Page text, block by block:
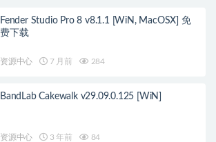
Fender Studio Pro 8 v8.1.1 [WiN, MacOSX] 免
费下载
资源中心 7 月前 284
BandLab Cakewalk v29.09.0.125 [WiN]
资源中心 3 年前 84